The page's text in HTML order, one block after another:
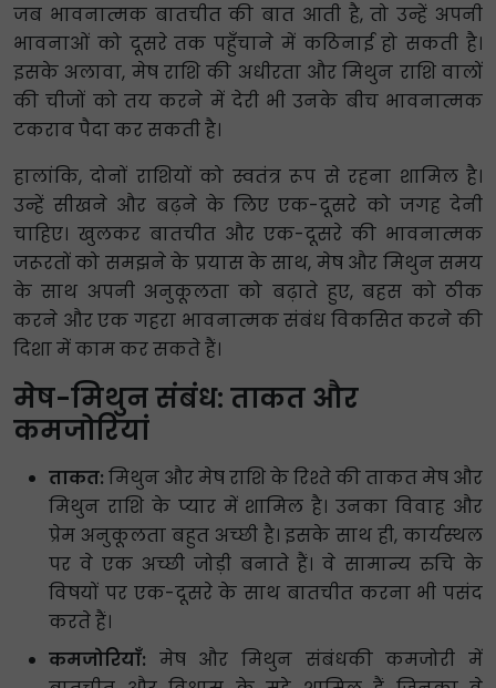
जब भावनात्मक बातचीत की बात आती है, तो उन्हें अपनी
भावनाओं को दूसरे तक पहुँचाने में कठिनाई हो सकती है।
इसके अलावा, मेष राशि की अधीरता और मिथुन राशि वालों
की चीजों को तय करने में देरी भी उनके बीच भावनात्मक
टकराव पैदा कर सकती है।
हालांकि, दोनों राशियों को स्वतंत्र रूप से रहना शामिल है।
उन्हें सीखने और बढ़ने के लिए एक-दूसरे को जगह देनी
चाहिए। खुलकर बातचीत और एक-दूसरे की भावनात्मक
जरूरतों को समझने के प्रयास के साथ, मेष और मिथुन समय
के साथ अपनी अनुकूलता को बढ़ाते हुए, बहस को ठीक
करने और एक गहरा भावनात्मक संबंध विकसित करने की
दिशा में काम कर सकते हैं।
मेष-मिथुन संबंध: ताकत और
कमजोरियां
ताकत: मिथुन और मेष राशि के रिश्ते की ताकत मेष और
मिथुन राशि के प्यार में शामिल है। उनका विवाह और
प्रेम अनुकूलता बहुत अच्छी है। इसके साथ ही, कार्यस्थल
पर वे एक अच्छी जोड़ी बनाते हैं। वे सामान्य रुचि के
विषयों पर एक-दूसरे के साथ बातचीत करना भी पसंद
करते हैं।
कमजोरियाँ: मेष और मिथुन संबंधकी कमजोरी में